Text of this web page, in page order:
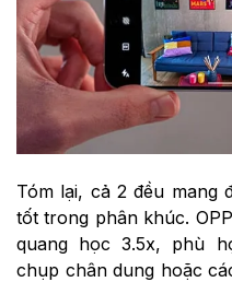
Tóm lại, cả 2 đều mang
tốt trong phân khúc.
quang học 3.5x, phù
chụp chân dung hoặc